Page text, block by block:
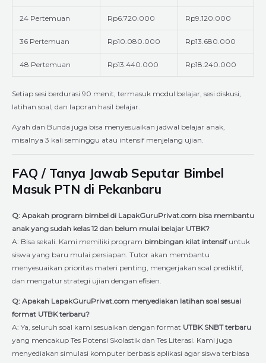
24 Pertemuan Rp6.720.000 Rp9.120.000
36 Pertemuan Rp10.080.000 Rp13.680.000
48 Pertemuan Rp13.440.000 Rp18.240.000
Setiap sesi berdurasi 90 menit, termasuk modul belajar, sesi diskusi,
latihan soal, dan laporan hasil belajar.
Ayah dan Bunda juga bisa menyesuaikan jadwal belajar anak,
misalnya 3 kali seminggu atau intensif menjelang ujian.
FAQ / Tanya Jawab Seputar Bimbel
Masuk PTN di Pekanbaru
Q: Apakah program bimbel di LapakGuruPrivat.com bisa membantu
anak yang sudah kelas 12 dan belum mulai belajar UTBK?
A: Bisa sekali. Kami memiliki program bimbingan kilat intensifuntuk
siswa yang baru mulai persiapan. Tutor akan membantu
menyesuaikan prioritas materi penting, mengerjakan soal prediktif,
dan mengatur strategi ujian dengan efisien.
Q: Apakah LapakGuruPrivat.com menyediakan latihan soal sesuai
format UTBK terbaru?
A: Ya, seluruh soal kami sesuaikan dengan format UTBK SNBT terbaru
yang mencakup Tes Potensi Skolastik dan Tes Literasi. Kami juga
menyediakan simulasi komputer berbasis aplikasi agar siswa terbiasa